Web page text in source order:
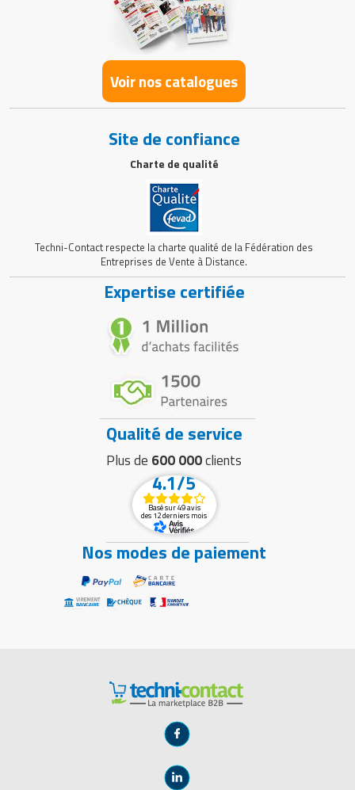
Voir nos catalogues
Site de confiance
Charte de qualité
Techni-Contact respecte la charte qualité de la Fédération des
Entreprises de Vente à Distance.
Expertise certifiée
Qualité de service
Plus de 600 000clients
4.1/5
Basé sur 49 avis
des 12 derniers mois
Nos modes de paiement